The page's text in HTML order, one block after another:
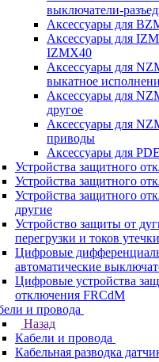
выключатели-
Аксессуары для
Аксессуары для
IZMX40
Аксессуары для
выкатное
Аксессуары для
другое
Аксессуары для
приводы
Аксессуары для PDE
Устройства защитного
Устройства защитного
Устройства защитного
другие
Устройство защиты от
перегрузки и токов
Цифровые
автоматические
Цифровые устройства
отключения FRCdM
и провода
Назад
Кабели и провода
Кабельная разводка